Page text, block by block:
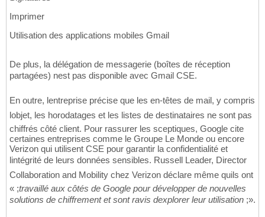
Imprimer
Utilisation des applications mobiles Gmail
De plus, la délégation de messagerie (boîtes de réception
partagées) nest pas disponible avec Gmail CSE.
En outre, lentreprise précise que les en-têtes de mail, y compris
lobjet, les horodatages et les listes de destinataires ne sont pas
chiffrés côté client. Pour rassurer les sceptiques, Google cite
certaines entreprises comme le Groupe Le Monde ou encore
Verizon qui utilisent CSE pour garantir la confidentialité et
lintégrité de leurs données sensibles. Russell Leader, Director
Collaboration and Mobility chez Verizon déclare même quils ont
« ;travaillé aux côtés de Google pour développer de nouvelles
solutions de chiffrement et sont ravis dexplorer leur utilisation ;».